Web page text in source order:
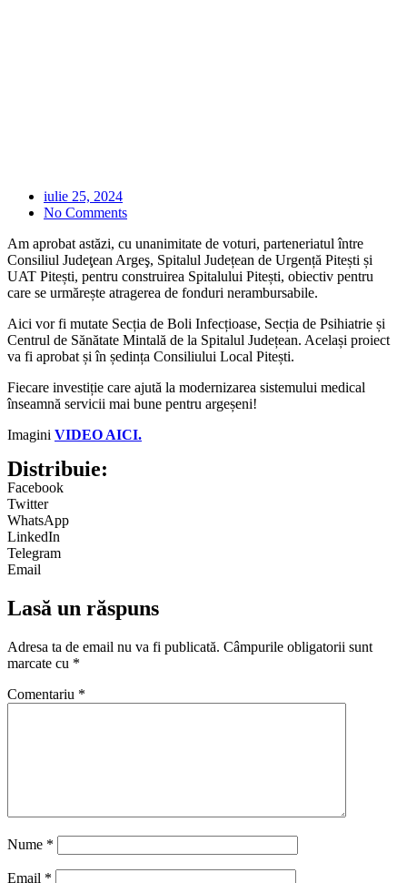
iulie 25, 2024
No Comments
Am aprobat astăzi, cu unanimitate de voturi, parteneriatul între
Consiliul Judeţean Argeş, Spitalul Județean de Urgență Pitești și
UAT Pitești, pentru construirea Spitalului Pitești, obiectiv pentru
care se urmărește atragerea de fonduri nerambursabile.
Aici vor fi mutate Secția de Boli Infecțioase, Secția de Psihiatrie și
Centrul de Sănătate Mintală de la Spitalul Județean. Același proiect
va fi aprobat și în ședința Consiliului Local Pitești.
Fiecare investiție care ajută la modernizarea sistemului medical
înseamnă servicii mai bune pentru argeșeni!
Imagini VIDEO AICI.
Distribuie:
Facebook
Twitter
WhatsApp
LinkedIn
Telegram
Email
Lasă un răspuns
Adresa ta de email nu va fi publicată. Câmpurile obligatorii sunt
marcate cu *
Comentariu *
Nume *
Email *